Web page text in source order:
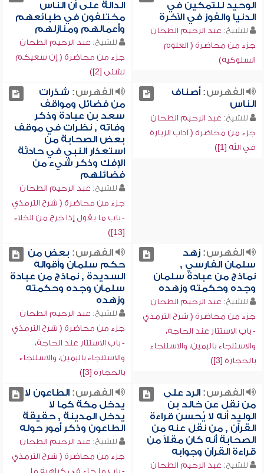
الوحيد للتمكين في
الدنيا والفوز في الآخرة
للشيخ: عبد الرحيم الطحان
جزء من محاضرة ( العلوم
السلوكية)
الدالة على أن الناس
مختلفون في طبائعهم
وأعمالهم ومنازلهم
للشيخ: عبد الرحيم الطحان
جزء من محاضرة ( إن سعيكم
لشتى [2])
الفهرس:أصناف
الناس
للشيخ: عبد الرحيم الطحان
جزء من محاضرة ( آداب الزيارة
في الله [1])
الفهرس: شذرات
من فضائل ومواقف
سعد بن عبادة وذكر
وفاته , نظرات في موقف
بعض الصحابة من
استعذار النبي في حادثة
الإفك وذكر شيء من
فضائلهم
للشيخ: عبد الرحيم الطحان
جزء من محاضرة ( شرح الترمذي
- باب ما يقول إذا خرج من الخلاء
[13])
الفهرس:زهد
سلمان الفارسي ,
نماذج من عبادة سلمان
وجده وحكمته وزهده
للشيخ: عبد الرحيم الطحان
جزء من محاضرة ( شرح الترمذي
- باب الاستتار عند الحاجة،
والاستنجاء باليمين، والاستنجاء
بالحجارة [3])
الفهرس: بعض من
حكم سلمان وأقواله
السديدة , نماذج من عبادة
سلمان وجده وحكمته
وزهده
للشيخ: عبد الرحيم الطحان
جزء من محاضرة ( شرح الترمذي
- باب الاستتار عند الحاجة،
والاستنجاء باليمين، والاستنجاء
بالحجارة [3])
الفهرس:الرد على
من نقل عن خالد بن
الوليد أنه لا يُحسن قراءة
القرآن , من نقل عنه من
الصحابة أنه كان مقلاً من
قراءة القرآن وجوابه
للشيخ: عبد الرحيم الطحان
الفهرس:الطاعون لا
يدخل مكة كما لا
يدخل المدينة , حقيقة
الطاعون وذكر أمور حوله
للشيخ: عبد الرحيم الطحان
جزء من محاضرة ( شرح الترمذي
- باب ما جاء في كراهية ما